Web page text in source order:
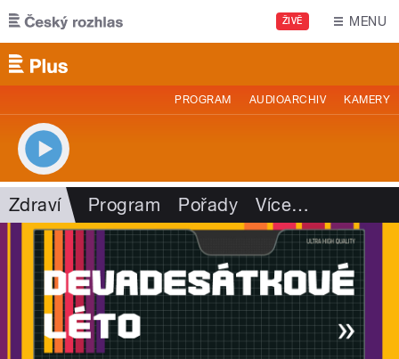
Přejít k hlavnímu obsahu
ŽIVĚ MENU
PROGRAM AUDIOARCHIV KAMERY
Zdraví Program Pořady Více…